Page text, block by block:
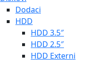
Dodaci
HDD
HDD 3.5″
HDD 2.5″
HDD Externi